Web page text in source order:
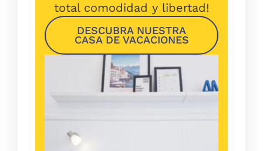
total comodidad y libertad!
DESCUBRA NUESTRA
CASA DE VACACIONES